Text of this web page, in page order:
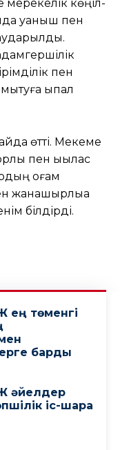
көңіл-
қуаныш пен
аударылды.
пен
ықпал
өтті. Мекеме
пен ықылас
қоғам
жанашырлыққа
білдірді.
ең төменгі
барды
әйелдер
іс-шара